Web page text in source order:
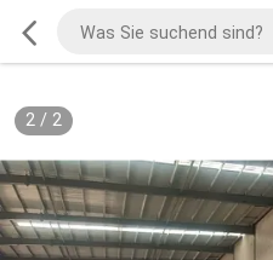
2/ 2